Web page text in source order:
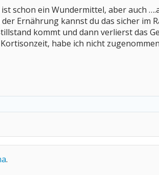
schon ein Wundermittel, aber auch
Ernährung kannst du das sicher im
kommt und dann verlierst das
habe ich nicht
.